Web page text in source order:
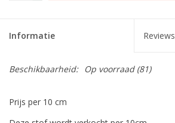
Informatie Reviews
Beschikbaarheid: Op voorraad(81)
Prijs per 10 cm